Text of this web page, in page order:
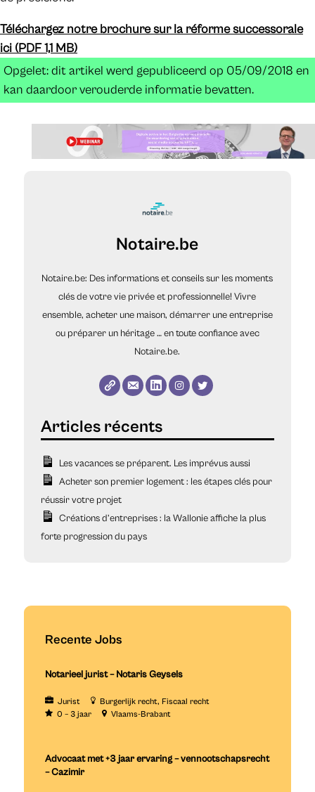
Téléchargez notre brochure sur la réforme successorale
ici (PDF 1,1 MB)
Opgelet: dit artikel werd gepubliceerd op 05/09/2018 en
kan daardoor verouderde informatie bevatten.
Notaire.be
Notaire.be: Des informations et conseils sur les moments
clés de votre vie privée et professionnelle! Vivre
ensemble, acheter une maison, démarrer une entreprise
ou préparer un héritage … en toute confiance avec
Notaire.be.
Les vacances se préparent. Les imprévus aussi
Acheter son premier logement : les étapes clés pour
réussir votre projet
Créations d’entreprises : la Wallonie affiche la plus
forte progression du pays
Recente Jobs
Notarieel jurist – Notaris Geysels
Jurist Burgerlijk recht Fiscaal recht
0 – 3 jaar
Vlaams-Brabant
Advocaat met +3 jaar ervaring – vennootschapsrecht
– Cazimir